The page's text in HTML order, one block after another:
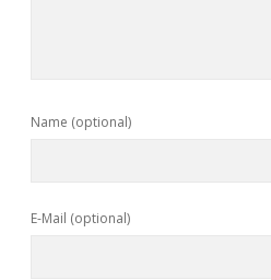
Name (optional)
E-Mail (optional)